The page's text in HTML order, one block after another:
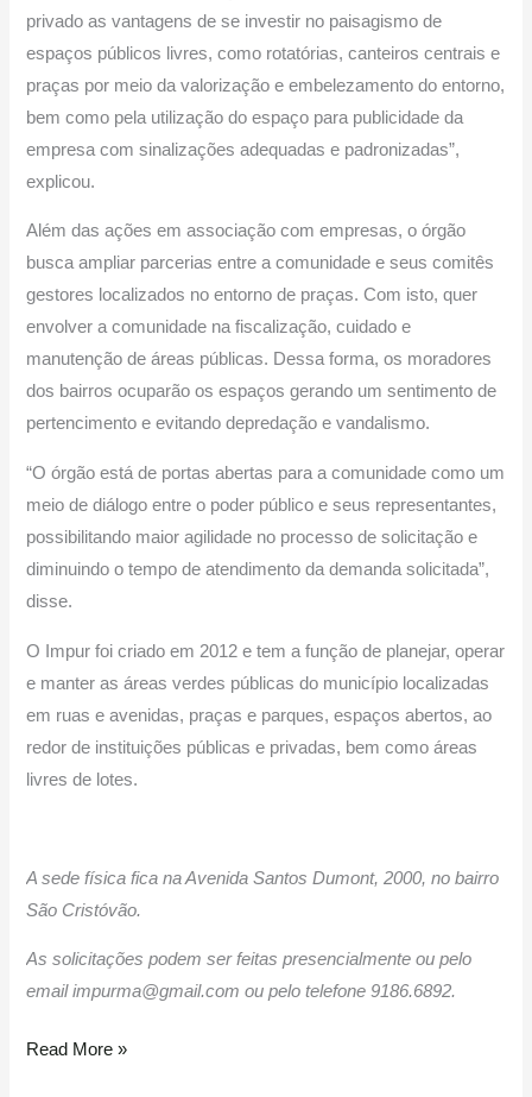
privado as vantagens de se investir no paisagismo de
espaços públicos livres, como rotatórias, canteiros centrais e
praças por meio da valorização e embelezamento do entorno,
bem como pela utilização do espaço para publicidade da
empresa com sinalizações adequadas e padronizadas”,
explicou.
Além das ações em associação com empresas, o órgão
busca ampliar parcerias entre a comunidade e seus comitês
gestores localizados no entorno de praças. Com isto, quer
envolver a comunidade na fiscalização, cuidado e
manutenção de áreas públicas. Dessa forma, os moradores
dos bairros ocuparão os espaços gerando um sentimento de
pertencimento e evitando depredação e vandalismo.
“O órgão está de portas abertas para a comunidade como um
meio de diálogo entre o poder público e seus representantes,
possibilitando maior agilidade no processo de solicitação e
diminuindo o tempo de atendimento da demanda solicitada”,
disse.
O Impur foi criado em 2012 e tem a função de planejar, operar
e manter as áreas verdes públicas do município localizadas
em ruas e avenidas, praças e parques, espaços abertos, ao
redor de instituições públicas e privadas, bem como áreas
livres de lotes.
A sede física fica na Avenida Santos Dumont, 2000, no bairro
São Cristóvão.
As solicitações podem ser feitas presencialmente ou pelo
email impurma@gmail.com ou pelo telefone 9186.6892.
Read More »